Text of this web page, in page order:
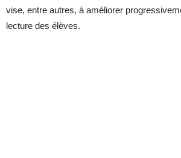
vise, entre autres, à améliorer
lecture des élèves.